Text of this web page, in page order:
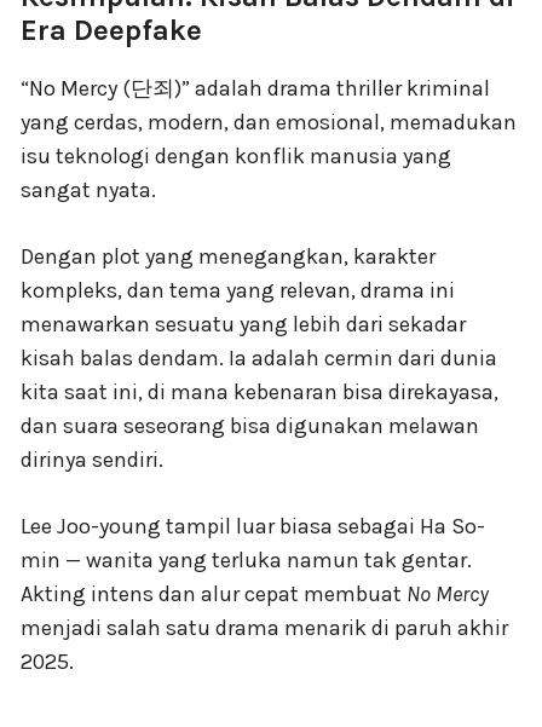
Era Deepfake
“No Mercy (단죄)” adalah drama thriller kriminal
yang cerdas, modern, dan emosional, memadukan
isu teknologi dengan konflik manusia yang
sangat nyata.
Dengan plot yang menegangkan, karakter
kompleks, dan tema yang relevan, drama ini
menawarkan sesuatu yang lebih dari sekadar
kisah balas dendam. Ia adalah cermin dari dunia
kita saat ini, di mana kebenaran bisa direkayasa,
dan suara seseorang bisa digunakan melawan
dirinya sendiri.
Lee Joo-young tampil luar biasa sebagai Ha So-
min — wanita yang terluka namun tak gentar.
Akting intens dan alur cepat membuat No Mercy
menjadi salah satu drama menarik di paruh akhir
2025.